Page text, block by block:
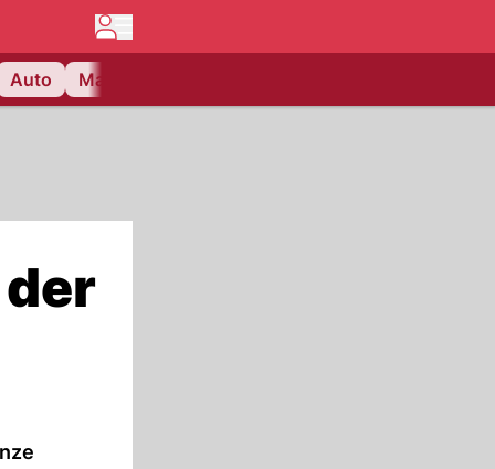
Auto Matchcenter